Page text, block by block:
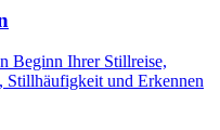
Beginn Ihrer Stillreise,
Stillhäufigkeit und Erkennen